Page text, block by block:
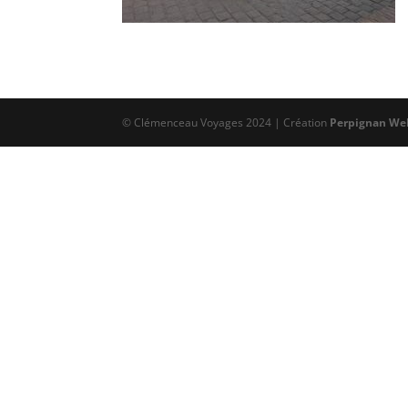
© Clémenceau Voyages 2024 | Création Perpignan